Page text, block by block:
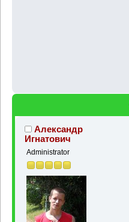
Александр
Игнатович
Administrator